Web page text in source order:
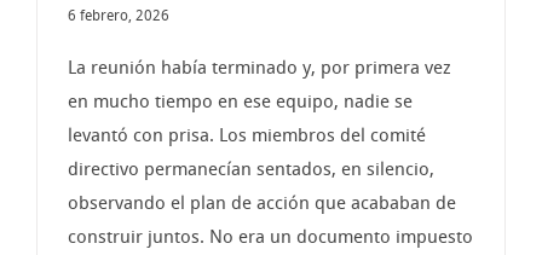
6 febrero, 2026
La reunión había terminado y, por primera vez
en mucho tiempo en ese equipo, nadie se
levantó con prisa. Los miembros del comité
directivo permanecían sentados, en silencio,
observando el plan de acción que acababan de
construir juntos. No era un documento impuesto